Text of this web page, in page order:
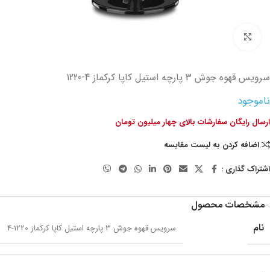
سرویس قهوه جوش 3 پارچه استیل کاپا کرکماز 1220-4
ناموجود
ارسال رایگان سفارشات بالای چهار میلیون تومان
اضافه کردن به لیست مقایسه
اشتراک گذاری :
مشخصات محصول
نام
سرویس قهوه جوش 3 پارچه استیل کاپا کرکماز 1220-4